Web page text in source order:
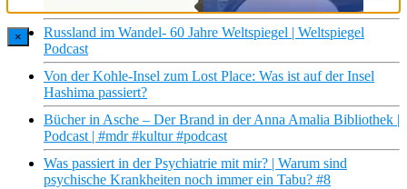
Russland im Wandel- 60 Jahre Weltspiegel | Weltspiegel
Podcast
Von der Kohle-Insel zum Lost Place: Was ist auf der Insel
Hashima passiert?
Bücher in Asche – Der Brand in der Anna Amalia Bibliothek |
Podcast | #mdr #kultur #podcast
Was passiert in der Psychiatrie mit mir? | Warum sind
psychische Krankheiten noch immer ein Tabu? #8
×